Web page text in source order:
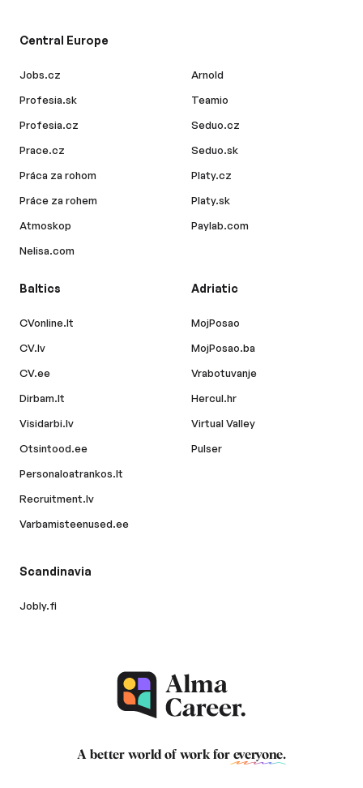
Central Europe
Jobs.cz
Profesia.sk
Profesia.cz
Prace.cz
Práca za rohom
Práce za rohem
Atmoskop
Nelisa.com
Arnold
Teamio
Seduo.cz
Seduo.sk
Platy.cz
Platy.sk
Paylab.com
Baltics
CVonline.lt
CV.lv
CV.ee
Dirbam.lt
Visidarbi.lv
Otsintood.ee
Personaloatrankos.lt
Recruitment.lv
Varbamisteenused.ee
Adriatic
MojPosao
MojPosao.ba
Vrabotuvanje
Hercul.hr
Virtual Valley
Pulser
Scandinavia
Jobly.fi
A better world of work for everyone.